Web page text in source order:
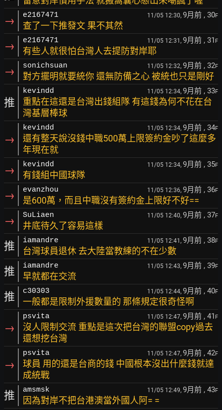
→ e2167471 11/05 12:30, 9月前 , 30F
查了一下推發文 果不其然
→ e2167471 11/05 12:31, 9月前 , 31 F
有些人就很怕台灣人去提防對岸耶
→ sonichsuan 11/05 12:32, 9月前 , 32F
對方擺明就要統你 還無防備之心 被統也只是剛好
推
kevindd 11/05 12:34, 9月前 , 33F
重點在這還是台灣出錢組隊 有這錢為何不花在台
灣基層棒球
→
kevindd 11/05 12:34, 9月前 , 34F
還有整天說沒錢中職500萬上限簽約金吵了這麼多
年現在就
→ kevindd 11/05 12:34, 9月前 , 35F
有錢組中國球隊
→ evanzhou 11/05 12:36, 9月前 , 36F
是600萬，而且中職沒有簽約金上限好不好==
→ SuLiaen 11/05 12:40, 9月前 , 37F
井底待久了容易這樣
推 iamandre 11/05 12:41, 9月前 , 38F
台灣球員退休 去大陸當教練的不在少數
推 iamandre 11/05 12:43, 9月前 , 39F
早就都在交流
推 c30303 11/05 12:44, 9月前 , 40F
一般都是限制外援數量的 那條規定很奇怪啊
→
psvita 11/05 12:47, 9月前 , 41 F
沒人限制交流 重點是這次把台灣的聯盟copy過去
還想挖台灣
→
psvita 11/05 12:47, 9月前 , 42F
球員 用的還是台商的錢 中國根本沒出什麼錢就達
成統戰
推 amsmsk 11/05 12:49, 9月前 , 43F
因為對岸不把台港澳當外國人阿= =